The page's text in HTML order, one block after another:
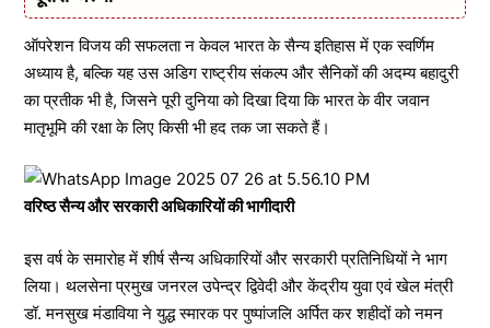
ऑपरेशन विजय की सफलता न केवल भारत के सैन्य इतिहास में एक स्वर्णिम
अध्याय है, बल्कि यह उस अडिग राष्ट्रीय संकल्प और सैनिकों की अदम्य बहादुरी
का प्रतीक भी है, जिसने पूरी दुनिया को दिखा दिया कि भारत के वीर जवान
मातृभूमि की रक्षा के लिए किसी भी हद तक जा सकते हैं।
वरिष्ठ सैन्य और सरकारी अधिकारियों की भागीदारी
इस वर्ष के समारोह में शीर्ष सैन्य अधिकारियों और सरकारी प्रतिनिधियों ने भाग
लिया। थलसेना प्रमुख जनरल उपेन्द्र द्विवेदी और केंद्रीय युवा एवं खेल मंत्री
डॉ. मनसुख मंडाविया ने युद्ध स्मारक पर पुष्पांजलि अर्पित कर शहीदों को नमन